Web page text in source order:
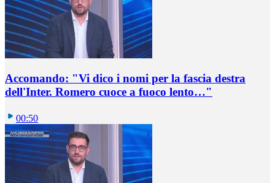
Accomando: "Vi dico i nomi per la fascia destra
dell'Inter. Romero cuoce a fuoco lento…"
00:50